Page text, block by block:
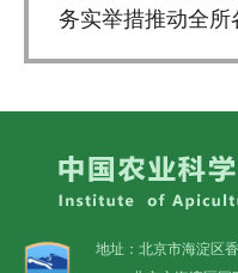
务实举措推动全所
地址：北京市海淀区